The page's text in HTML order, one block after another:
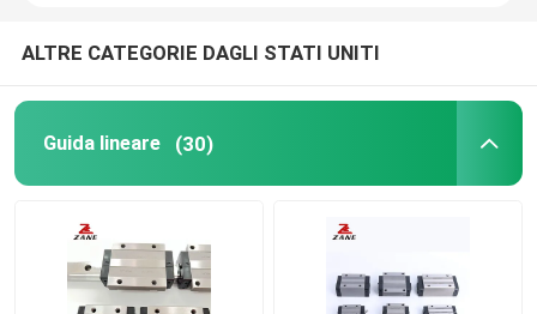
Guida al movimento lineare
Rotaie di scorrimento lineari
ALTRE CATEGORIE DAGLI STATI UNITI
Guida lineare (30)